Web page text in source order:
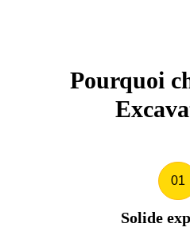
Pourquoi
01
Solide